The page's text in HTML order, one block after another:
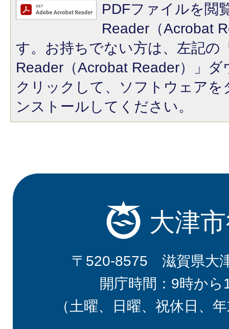
PDFファイルを閲
Reader（Acrobat
す。お持ちでない方は、左記の
Reader（Acrobat Reader）」
クリックして、ソフトウェア
ンストールしてください。
大津
〒520-8575 滋賀県大
開庁時間：9時から
（土曜、日曜、祝休日、